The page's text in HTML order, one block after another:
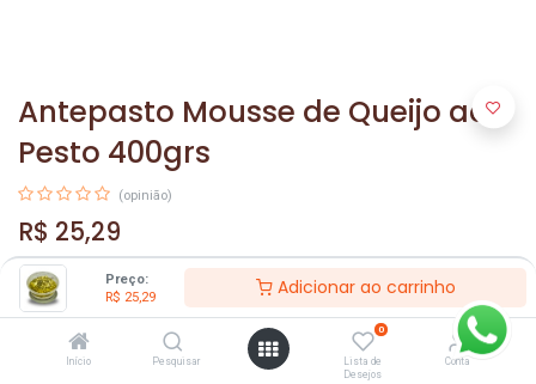
Preço:
R$ 25,29 Adicionar ao carrinho
Início Pesquisar
0
Lista de
Desejos
Conta
Antepasto Mousse de Queijo ao
Pesto 400grs
(opinião)
R$ 25,29